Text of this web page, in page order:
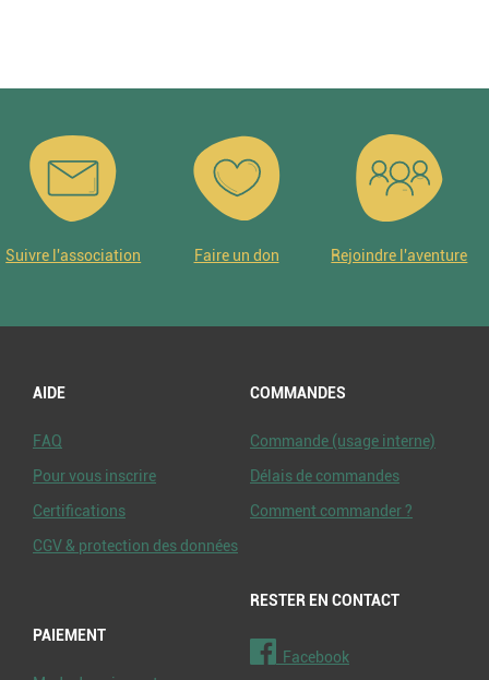
Suivre l'association Faire un don Rejoindre l'aventure
AIDE
FAQ
Pour vous inscrire
Certifications
CGV & protection des données
PAIEMENT
COMMANDES
Commande (usage interne)
Délais de commandes
Comment commander ?
RESTER EN CONTACT
Facebook